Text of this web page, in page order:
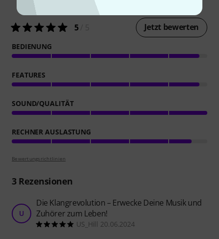
5/ 5 Jetzt bewerten
BEDIENUNG
FEATURES
SOUND/QUALITÄT
RECHNER AUSLASTUNG
Bewertungsrichtlinien
3Rezensionen
U
Die Klangrevolution – Erwecke Deine Musik und
Zuhörer zum Leben!
US_Hill 20.06.2024